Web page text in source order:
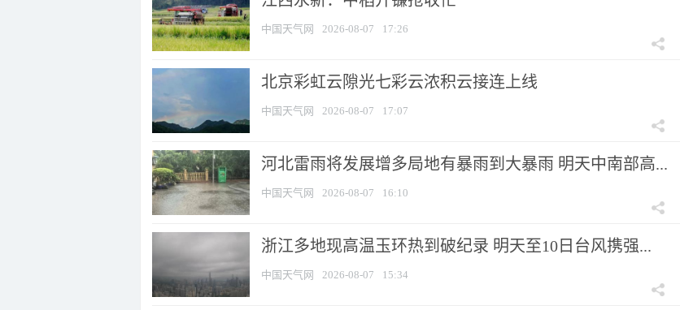
中国天气网 2026-08-07 17:26
北京彩虹云隙光七彩云浓积云接连上线
中国天气网 2026-08-07 17:07
河北雷雨将发展增多局地有暴雨到大暴雨 明天中南部高...
中国天气网 2026-08-07 16:10
浙江多地现高温玉环热到破纪录 明天至10日台风携强...
中国天气网 2026-08-07 15:34